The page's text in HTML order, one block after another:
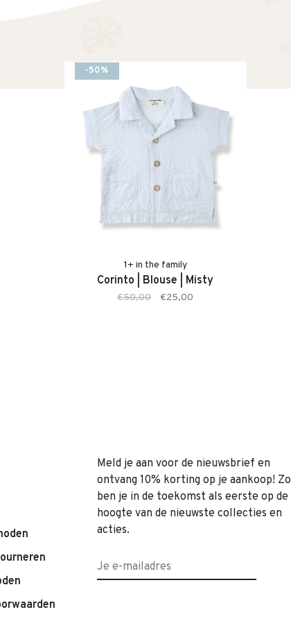
-50%
1+ in the family
Corinto | Blouse | Misty
€50,00 €25,00
Meld je aan voor de nieuwsbrief en
ontvang 10% korting op je aankoop! Zo
ben je in de toekomst als eerste op de
hoogte van de nieuwste collecties en
acties.